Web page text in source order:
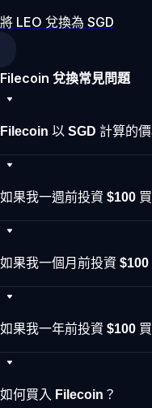
將 LEO 兌換為 SGD
Filecoin 兌換常見問題
Filecoin 以 SGD 計算的
如果我一週前投資 $100
如果我一個月前投資
如果我一年前投資 $100
如何買入 Filecoin？